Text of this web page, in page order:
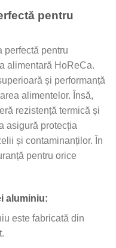
pentru
perfectă pentru
alimentară HoReCa.
și performanță
alimentelor. Însă,
rezistență termică și
asigură protecția
și contaminanților. În
pentru orice
aluminiu:
este fabricată din